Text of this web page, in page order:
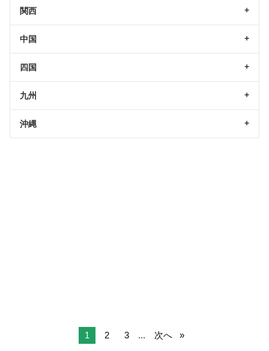
関西
中国
四国
九州
沖縄
1 2 3 ... 次へ